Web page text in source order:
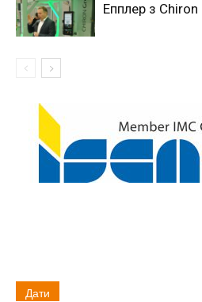
Епплер з Chiron
Дати